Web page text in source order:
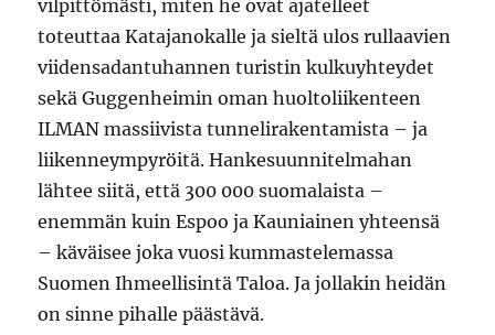
vilpittömästi, miten he ovat ajatelleet
toteuttaa Katajanokalle ja sieltä ulos rullaavien
viidensadantuhannen turistin kulkuyhteydet
sekä Guggenheimin oman huoltoliikenteen
ILMAN massiivista tunnelirakentamista – ja
liikenneympyröitä. Hankesuunnitelmahan
lähtee siitä, että 300 000 suomalaista –
enemmän kuin Espoo ja Kauniainen yhteensä
– käväisee joka vuosi kummastelemassa
Suomen Ihmeellisintä Taloa. Ja jollakin heidän
on sinne pihalle päästävä.